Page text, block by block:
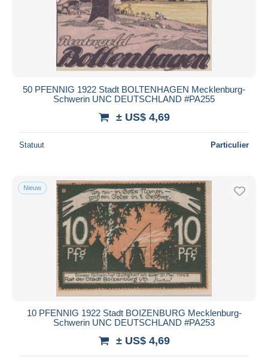
50 PFENNIG 1922 Stadt BOLTENHAGEN Mecklenburg-
Schwerin UNC DEUTSCHLAND #PA255
± US$ 4,69
Statuut Particulier
Nieuw
10 PFENNIG 1922 Stadt BOIZENBURG Mecklenburg-
Schwerin UNC DEUTSCHLAND #PA253
± US$ 4,69